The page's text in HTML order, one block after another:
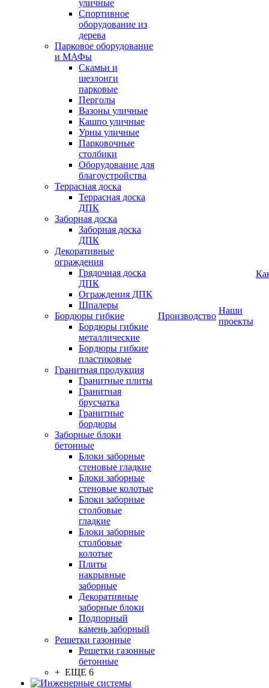
уличные
Спортивное
оборудование из
дерева
Парковое оборудование
и МАФы
Скамьи и
шезлонги
парковые
Перголы
Вазоны уличные
Кашпо уличные
Урны уличные
Парковочные
столбики
Оборудование для
благоустройства
Террасная доска
Террасная доска
ДПК
Заборная доска
Заборная доска
ДПК
Декоративные
ограждения
Грядочная доска
ДПК
Ограждения ДПК
Шпалеры
Бордюры гибкие
Бордюры гибкие
металлические
Бордюры гибкие
пластиковые
Гранитная продукция
Гранитные плиты
Гранитная
брусчатка
Гранитные
бордюры
Заборные блоки
бетонные
Блоки заборные
стеновые гладкие
Блоки заборные
стеновые колотые
Блоки заборные
столбовые
гладкие
Блоки заборные
столбовые
колотые
Плиты
накрывные
заборные
Декоративные
заборные блоки
Подпорный
камень заборный
Решетки газонные
Решетки газонные
бетонные
+ ЕЩЕ 6
Производство
Наши
проекты